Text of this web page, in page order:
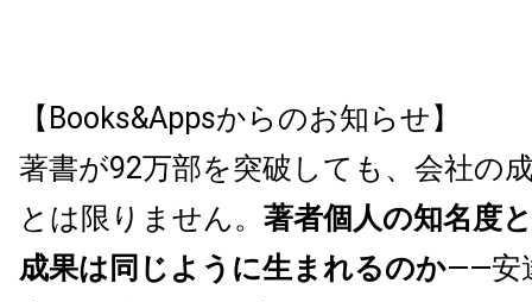
【Books&Appsからのお知らせ】
著書が92万部を突破しても、会社の
とは限りません。 著者個人の知名度
成果は同じように生まれるのか——安